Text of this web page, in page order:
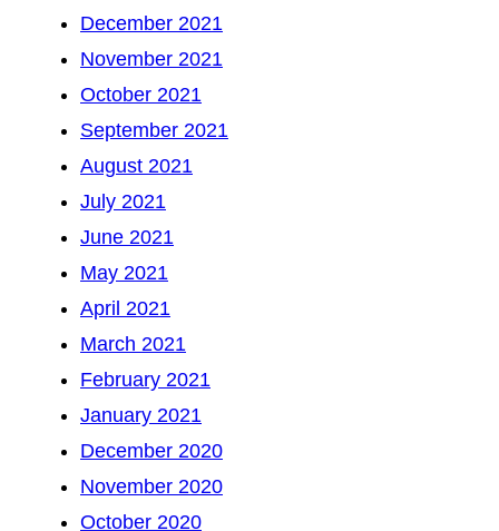
December 2021
November 2021
October 2021
September 2021
August 2021
July 2021
June 2021
May 2021
April 2021
March 2021
February 2021
January 2021
December 2020
November 2020
October 2020